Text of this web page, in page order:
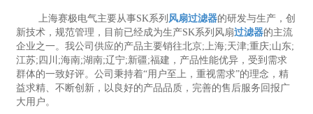
上海赛极电气主要从事SK系列 风扇过滤器的研发与生产，创
新技术，规范管理，目前已经成为生产SK系列风扇过滤器的主流
企业之一。我公司供应的产品主要销往北京;上海;天津;重庆;山东;
江苏;四川;海南;湖南;辽宁;新疆;福建，产品性能优异，受到需求
群体的一致好评。公司秉持着“用户至上，重视需求”的理念，精
益求精、不断创新，以良好的产品品质，完善的售后服务回报广
大用户。